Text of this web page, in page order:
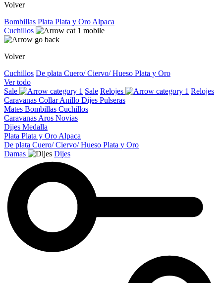
Volver
Bombillas Plata Plata y Oro Alpaca
Cuchillos
Volver
Cuchillos De plata Cuero/ Ciervo/ Hueso Plata y Oro
Ver todo
Sale
Sale Relojes
Relojes
Caravanas CollarAnillo Dijes Pulseras
Mates Bombillas Cuchillos
Caravanas Aros Novias
Dijes Medalla
Plata Plata y Oro Alpaca
De plata Cuero/ Ciervo/ Hueso Plata y Oro
Damas
Dijes